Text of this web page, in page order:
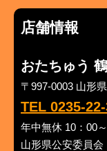
店舗情報
おたちゅう
〒997-0003 山形
TEL 0235-
年中無休 10：00
山形県公安委員